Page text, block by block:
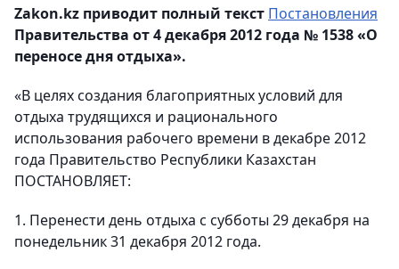
Zakon.kz приводит полный текст Постановления
Правительства от 4 декабря 2012 года № 1538 «О
переносе дня отдыха».
«В целях создания благоприятных условий для
отдыха трудящихся и рационального
использования рабочего времени в декабре 2012
года Правительство Республики Казахстан
ПОСТАНОВЛЯЕТ:
1. Перенести день отдыха с субботы 29 декабря на
понедельник 31 декабря 2012 года.